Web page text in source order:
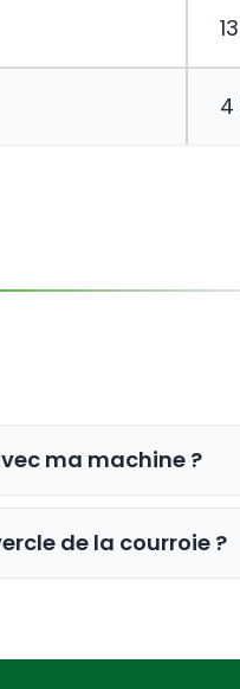
4
ma machine ?
pour les
de la courroie ?